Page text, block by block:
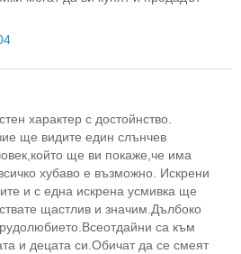
характер с достойнство.
ще видите един слънчев
ще ви покаже,че има
хубаво е възможно. Искрени
и с една искрена усмивка ще
щастлив и значим.Дълбоко
са към
и децата си.Обичат да се смеят